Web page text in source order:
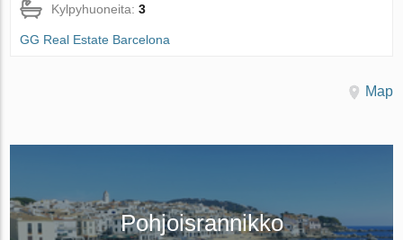
Kylpyhuoneita:3
GG Real Estate Barcelona
Map
Pohjoisrannikko